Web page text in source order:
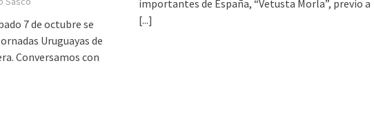
7 de octubre se
Uruguayas de
Conversamos con
importantes de España, “Vetusta Morla”, previo a
[...]